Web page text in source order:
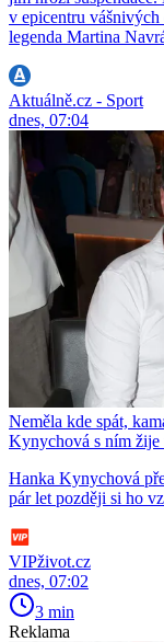
v epicentru vášnivých
legenda Martina
Aktuálně.cz - Sport
dnes, 07:04
Neměla kde spát,
Kynychová s ním žije
Hanka Kynychová
pár let později si ho
VIPživot.cz
dnes, 07:02
3 min
Reklama